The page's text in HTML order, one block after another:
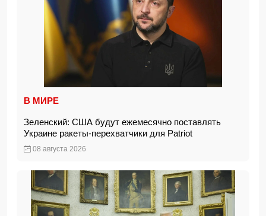
В МИРЕ
Зеленский: США будут ежемесячно поставлять
Украине ракеты-перехватчики для Patriot
08 августа 2026